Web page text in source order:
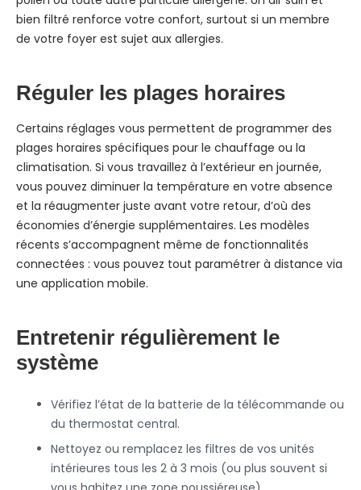
bien filtré renforce votre confort, surtout si un membre
de votre foyer est sujet aux allergies.
Réguler les plages horaires
Certains réglages vous permettent de programmer des
plages horaires spécifiques pour le chauffage ou la
climatisation. Si vous travaillez à l’extérieur en journée,
vous pouvez diminuer la température en votre absence
et la réaugmenter juste avant votre retour, d’où des
économies d’énergie supplémentaires. Les modèles
récents s’accompagnent même de fonctionnalités
connectées : vous pouvez tout paramétrer à distance via
une application mobile.
Entretenir régulièrement le
système
Vérifiez l’état de la batterie de la télécommande ou
du thermostat central.
Nettoyez ou remplacez les filtres de vos unités
intérieures tous les 2 à 3 mois (ou plus souvent si